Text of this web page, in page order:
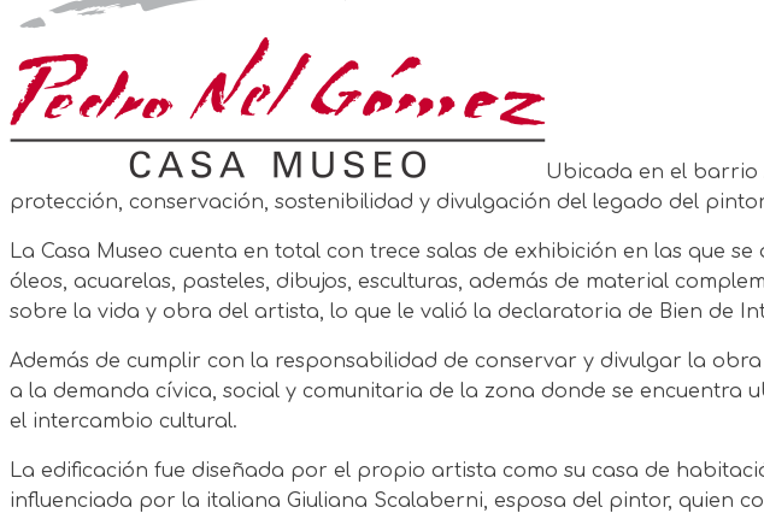
Ubicada en el barrio
protección, conservación, sostenibilidad y divulgación del legado del
La Casa Museo cuenta en total con trece salas de exhibición en las que
óleos, acuarelas, pasteles, dibujos, esculturas, además de material
sobre la vida y obra del artista, lo que le valió la declaratoria de Bien de
Además de cumplir con la responsabilidad de conservar y divulgar la
a la demanda cívica, social y comunitaria de la zona donde se
el intercambio cultural.
La edificación fue diseñada por el propio artista como su casa de
influenciada por la italiana Giuliana Scalaberni, esposa del pintor, quien